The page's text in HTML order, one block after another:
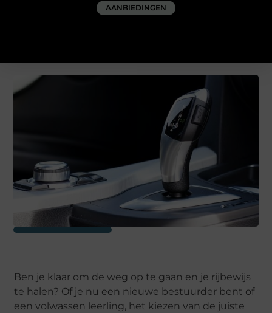
AANBIEDINGEN
Ben je klaar om de weg op te gaan en je rijbewijs
te halen? Of je nu een nieuwe bestuurder bent of
een volwassen leerling, het kiezen van de juiste